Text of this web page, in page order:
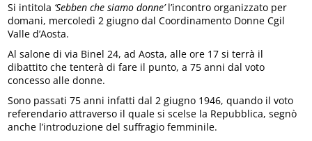
Si intitola ‘Sebben che siamo donne’l’incontro organizzato per
domani, mercoledì 2 giugno dal Coordinamento Donne Cgil
Valle d’Aosta.
Al salone di via Binel 24, ad Aosta, alle ore 17 si terrà il
dibattito che tenterà di fare il punto, a 75 anni dal voto
concesso alle donne.
Sono passati 75 anni infatti dal 2 giugno 1946, quando il voto
referendario attraverso il quale si scelse la Repubblica, segnò
anche l’introduzione del suffragio femminile.